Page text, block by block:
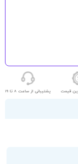
قیمت پشتیبانی از ساعت 8 تا 19